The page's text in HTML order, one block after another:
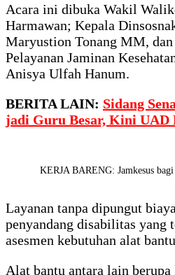
Acara ini dibuka Wakil
Harmawan; Kepala
Maryustion Tonang MM, dan
Pelayanan Jaminan
Anisya Ulfah Hanum.
BERITA LAIN: Sidang
jadi Guru Besar, Kini
KERJA BARENG: Jamkesus
Layanan tanpa dipungut
penyandang disabilitas yang
asesmen kebutuhan alat
Alat bantu antara lain